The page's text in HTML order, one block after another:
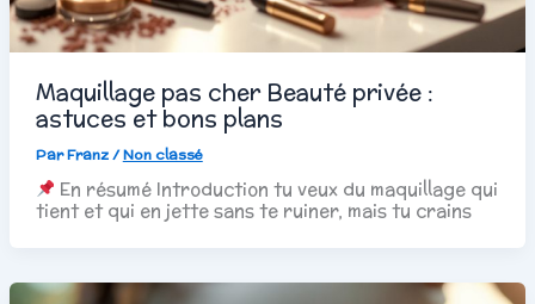
Maquillage pas cher Beauté privée :
astuces et bons plans
ParFranz/Non classé
En résumé Introduction tu veux du maquillage qui
tient et qui en jette sans te ruiner, mais tu crains